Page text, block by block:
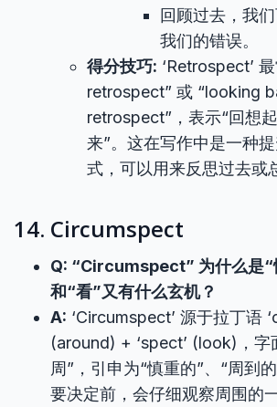
回顾过去，我
我们的错误。
得分技巧: ‘Retrospect’
retrospect” 或 “looking
retrospect”，表示“回想
来”。这在写作中是一种
式，可以用来反思过去或
14. Circumspect
Q: “Circumspect” 为什么是“
和“看”又有什么玄机？
A: ‘Circumspect’ 源于拉丁语
(around) + ‘spect’ (look)，字
周”，引申为“慎重的”、“周到
要决定前，会仔细观察周围的一